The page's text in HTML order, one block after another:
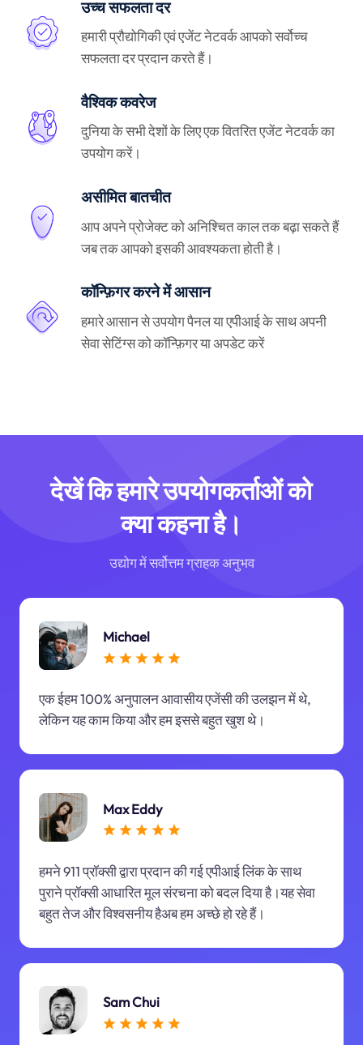
उच्च सफलता दर
हमारी प्रौद्योगिकी एवं एजेंट नेटवर्क आपको सर्वोच्च
सफलता दर प्रदान करते हैं।
वैश्विक कवरेज
दुनिया के सभी देशों के लिए एक वितरित एजेंट नेटवर्क का
उपयोग करें।
असीमित बातचीत
आप अपने प्रोजेक्ट को अनिश्चित काल तक बढ़ा सकते हैं
जब तक आपको इसकी आवश्यकता होती है।
कॉन्फ़िगर करने में आसान
हमारे आसान से उपयोग पैनल या एपीआई के साथ अपनी
सेवा सेटिंग्स को कॉन्फ़िगर या अपडेट करें
देखें कि हमारे उपयोगकर्ताओं को
क्या कहना है।
उद्योग में सर्वोत्तम ग्राहक अनुभव
Michael
एक ईहम 100% अनुपालन आवासीय एजेंसी की उलझन में थे,
लेकिन यह काम किया और हम इससे बहुत खुश थे।
Max Eddy
हमने 911 प्रॉक्सी द्वारा प्रदान की गई एपीआई लिंक के साथ
पुराने प्रॉक्सी आधारित मूल संरचना को बदल दिया है।यह सेवा
बहुत तेज और विश्वसनीय हैअब हम अच्छे हो रहे हैं।
Sam Chui